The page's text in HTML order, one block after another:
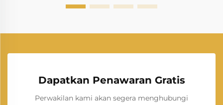
Dapatkan Penawaran Gratis
Perwakilan kami akan segera menghubungi